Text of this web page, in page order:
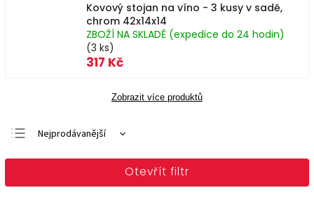
Kovový stojan na víno - 3 kusy v sadě,
chrom 42x14x14
ZBOŽÍ NA SKLADĚ (expedice do 24 hodin)
(3 ks)
317 Kč
Zobrazit více produktů
Doporučujeme
Nejprodávanější
Otevřít filtr